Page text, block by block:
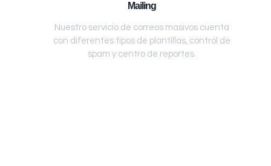
Mailing
Nuestro servicio de correos masivos cuenta
con diferentes tipos de plantillas, control de
spam y centro de reportes.